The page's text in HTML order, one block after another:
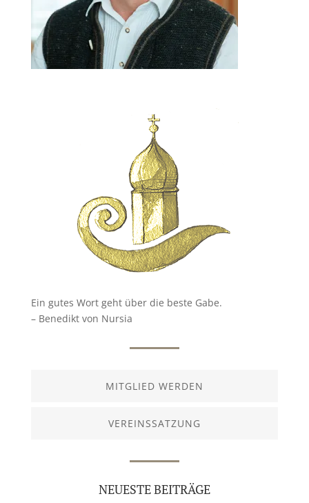
Ein gutes Wort geht über die beste Gabe.
– Benedikt von Nursia
MITGLIED WERDEN
VEREINSSATZUNG
NEUESTE BEITRÄGE